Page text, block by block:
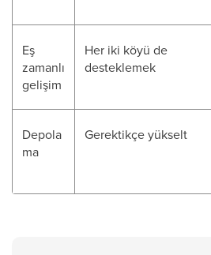
Eş
zamanlı
gelişim
Her iki köyü de
desteklemek
Depola
ma
Gerektikçe yükselt